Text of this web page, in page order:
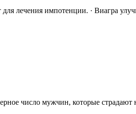
для лечения импотенции. · Виагра
число мужчин, которые